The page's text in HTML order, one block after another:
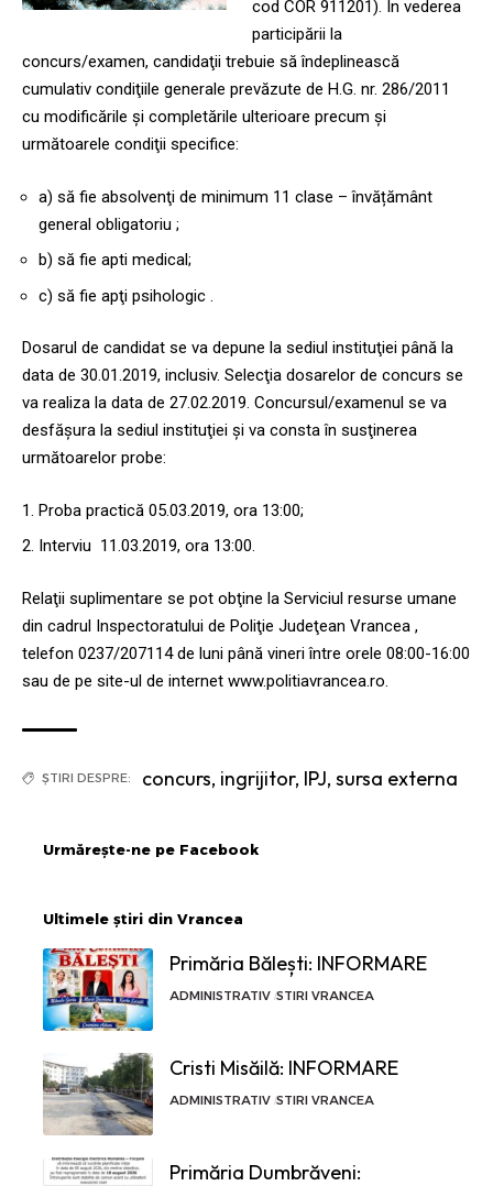
cod COR 911201). În vederea
participării la
concurs/examen, candidaţii trebuie să îndeplinească
cumulativ condiţiile generale prevăzute de H.G. nr. 286/2011
cu modificările şi completările ulterioare precum şi
următoarele condiţii specifice:
a) să fie absolvenţi de minimum 11 clase – învățământ
general obligatoriu ;
b) să fie apti medical;
c) să fie apţi psihologic .
Dosarul de candidat se va depune la sediul instituţiei până la
data de 30.01.2019, inclusiv. Selecţia dosarelor de concurs se
va realiza la data de 27.02.2019. Concursul/examenul se va
desfăşura la sediul instituţiei şi va consta în susţinerea
următoarelor probe:
Proba practică 05.03.2019, ora 13:00;
Interviu 11.03.2019, ora 13:00.
Relaţii suplimentare se pot obţine la Serviciul resurse umane
din cadrul Inspectoratului de Poliţie Judeţean Vrancea ,
telefon 0237/207114 de luni până vineri între orele 08:00-16:00
sau de pe site-ul de internet www.politiavrancea.ro.
ȘTIRI DESPRE: concurs, ingrijitor, IPJ, sursa externa
Urmărește-ne pe Facebook
Ultimele știri din Vrancea
Primăria Bălești: INFORMARE
ADMINISTRATIV STIRI VRANCEA
Cristi Misăilă: INFORMARE
ADMINISTRATIV STIRI VRANCEA
Primăria Dumbrăveni: